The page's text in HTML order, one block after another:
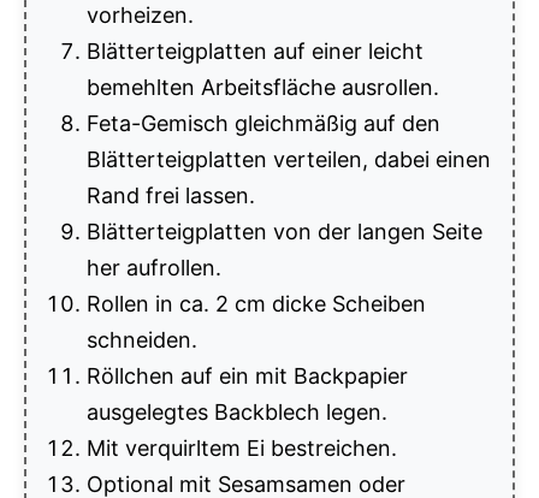
vorheizen.
Blätterteigplatten auf einer leicht
bemehlten Arbeitsfläche ausrollen.
Feta-Gemisch gleichmäßig auf den
Blätterteigplatten verteilen, dabei einen
Rand frei lassen.
Blätterteigplatten von der langen Seite
her aufrollen.
Rollen in ca. 2 cm dicke Scheiben
schneiden.
Röllchen auf ein mit Backpapier
ausgelegtes Backblech legen.
Mit verquirltem Ei bestreichen.
Optional mit Sesamsamen oder